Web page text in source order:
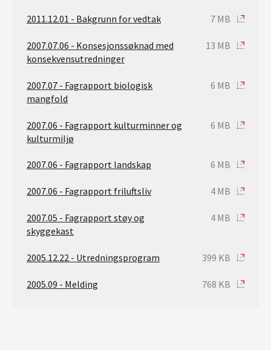
2011.12.01 - Bakgrunn for vedtak 7 MB
2007.07.06 - Konsesjonssøknad med
konsekvensutredninger
13 MB
2007.07 - Fagrapport biologisk
mangfold
6 MB
2007.06 - Fagrapport kulturminner og
kulturmiljø
6 MB
2007.06 - Fagrapport landskap 6 MB
2007.06 - Fagrapport friluftsliv 4 MB
2007.05 - Fagrapport støy og
skyggekast
4 MB
2005.12.22 - Utredningsprogram 399 KB
2005.09 - Melding 768 KB